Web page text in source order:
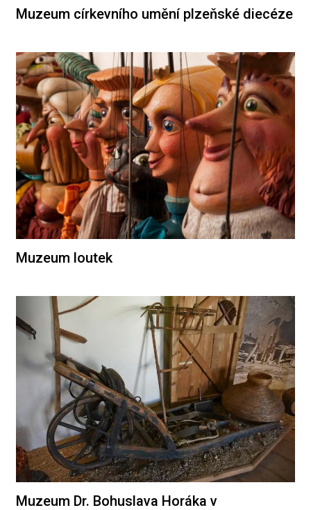
Muzeum církevního umění plzeňské diecéze
Muzeum loutek
Muzeum Dr. Bohuslava Horáka v